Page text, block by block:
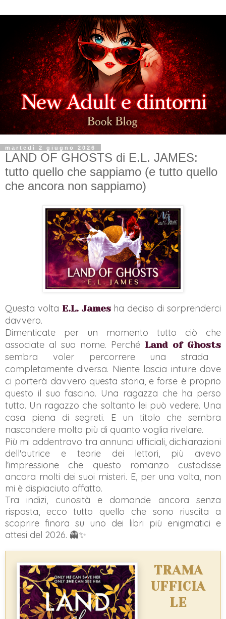
martedì 2 giugno 2026
LAND OF GHOSTS di E.L. JAMES:
tutto quello che sappiamo (e tutto quello
che ancora non sappiamo)
Questa volta E.L. Jamesha deciso di sorprenderci
davvero.
Dimenticate per un momento tutto ciò che
associate al suo nome. Perché Land of Ghosts
sembra voler percorrere una strada
completamente diversa. Niente lascia intuire dove
ci porterà davvero questa storia, e forse è proprio
questo il suo fascino. Una ragazza che ha perso
tutto. Un ragazzo che soltanto lei può vedere. Una
casa piena di segreti. E un titolo che sembra
nascondere molto più di quanto voglia rivelare.
Più mi addentravo tra annunci ufficiali, dichiarazioni
dell'autrice e teorie dei lettori, più avevo
l'impressione che questo romanzo custodisse
ancora molti dei suoi misteri. E, per una volta, non
mi è dispiaciuto affatto.
Tra indizi, curiosità e domande ancora senza
risposta, ecco tutto quello che sono riuscita a
scoprire finora su uno dei libri più enigmatici e
attesi del 2026. 👻✨
TRAMA
UFFICIA
LE